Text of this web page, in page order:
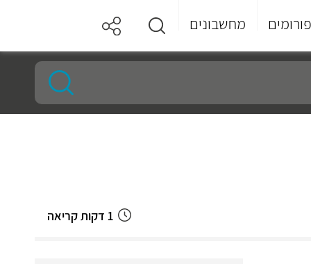
פורומים מחשבונים
1 דקות קריאה